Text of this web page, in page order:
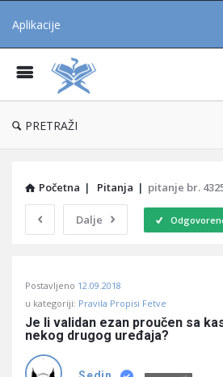
Aplikacije
PRETRAŽI
Početna | Pitanja | pitanje br.
Dalje
Učene
Latest
Pitanja
Postavljeno 12.09.2018
u kategoriji: Pravila Propisi Fetve
Je li validan ezan proučen sa
nekog drugog uređaja?